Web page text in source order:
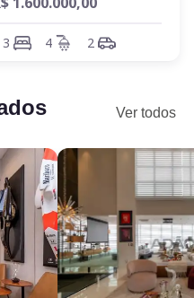
3 4 2
Ver todos